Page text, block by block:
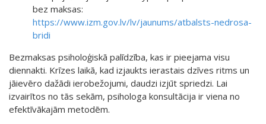
bez maksas:
https://www.izm.gov.lv/lv/jaunums/atbalsts-nedrosa-
bridi
Bezmaksas psiholoģiskā palīdzība, kas ir pieejama visu
diennakti. Krīzes laikā, kad izjaukts ierastais dzīves ritms un
jāievēro dažādi ierobežojumi, daudzi izjūt spriedzi. Lai
izvairītos no tās sekām, psihologa konsultācija ir viena no
efektīvākajām metodēm.